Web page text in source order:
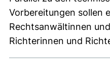
Vorbereitungen sollen
Rechtsanwältinnen
Richterinnen und